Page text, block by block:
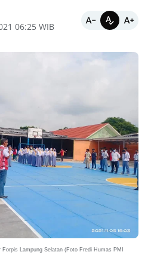
06:25 WIB
Lampung Selatan (Foto Fredi Humas PMI